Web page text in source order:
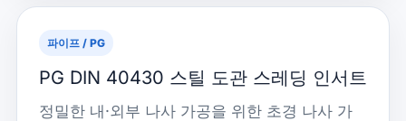
파이프 / PG
PG DIN 40430 스틸 도관 스레딩 인서트
정밀한 내·외부 나사 가공을 위한 초경 나사 가